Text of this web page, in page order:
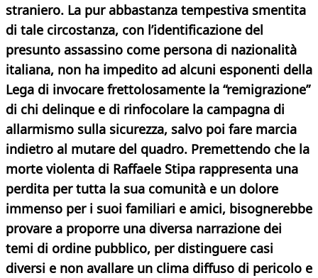
straniero. La pur abbastanza tempestiva smentita
di tale circostanza, con l’identificazione del
presunto assassino come persona di nazionalità
italiana, non ha impedito ad alcuni esponenti della
Lega di invocare frettolosamente la “remigrazione”
di chi delinque e di rinfocolare la campagna di
allarmismo sulla sicurezza, salvo poi fare marcia
indietro al mutare del quadro. Premettendo che la
morte violenta di Raffaele Stipa rappresenta una
perdita per tutta la sua comunità e un dolore
immenso per i suoi familiari e amici, bisognerebbe
provare a proporre una diversa narrazione dei
temi di ordine pubblico, per distinguere casi
diversi e non avallare un clima diffuso di pericolo e